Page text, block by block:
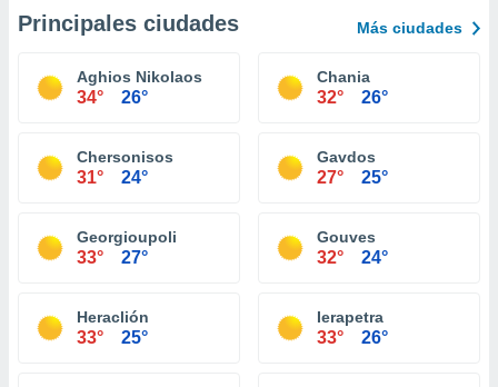
Principales ciudades Más ciudades
Aghios Nikolaos
34° 26°
Chania
32° 26°
Chersonisos
31° 24°
Gavdos
27° 25°
Georgioupoli
33° 27°
Gouves
32° 24°
Heraclión
33° 25°
Ierapetra
33° 26°